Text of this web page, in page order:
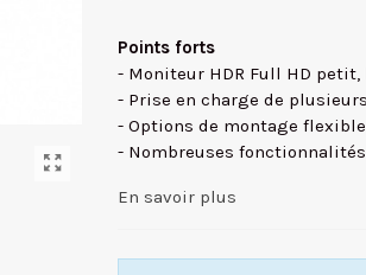
Points forts
- Moniteur HDR Full HD
- Prise en charge de
- Options de montage
- Nombreuses
En savoir plus